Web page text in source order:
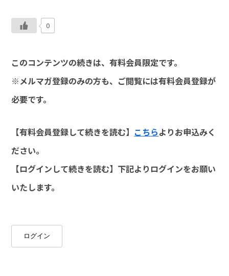
0
このコンテンツの続きは、有料会員限定です。
※メルマガ登録のみの方も、ご閲覧には有料会員登録が
必要です。
【有料会員登録して続きを読む】 こちらよりお申込みく
ださい。
【ログインして続きを読む】下記よりログインをお願い
いたします。
ログイン